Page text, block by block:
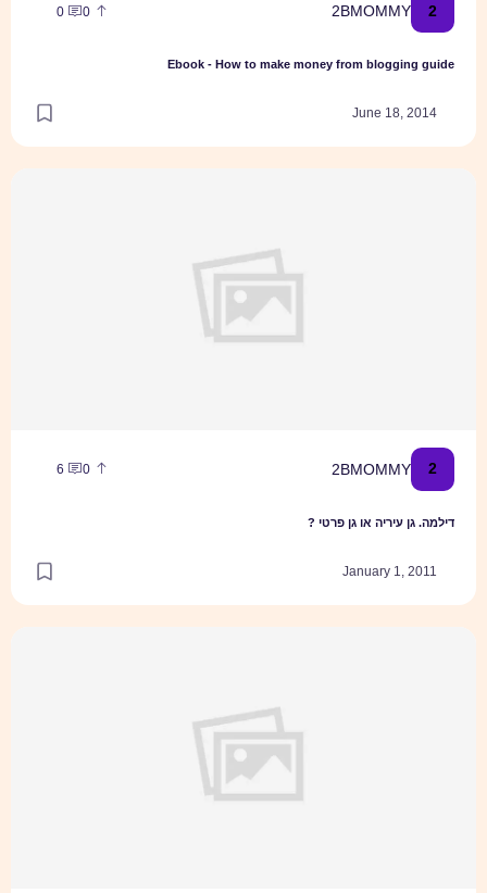
2
2BMOMMY
0
0
Ebook - How to make money from blogging guide
June 18, 2014
2
2BMOMMY
0
6
דילמה. גן עיריה או גן פרטי ?
January 1, 2011